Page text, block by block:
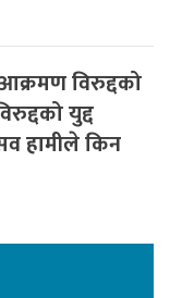
विरुद्दको
युद्द
हामीले किन